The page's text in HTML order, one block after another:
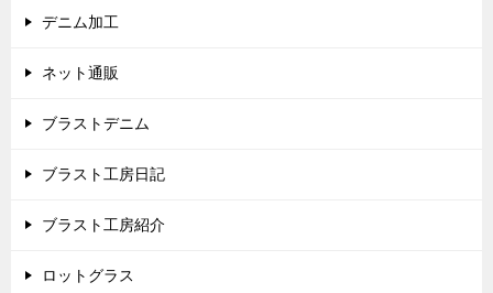
デニム加工
ネット通販
ブラストデニム
ブラスト工房日記
ブラスト工房紹介
ロットグラス